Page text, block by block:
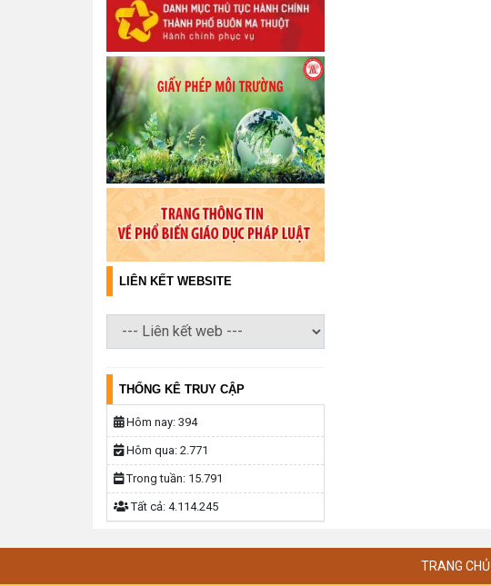
LIÊN KẾT WEBSITE
THỐNG KÊ TRUY CẬP
Hôm nay: 394
Hôm qua: 2.771
Trong tuần: 15.791
Tất cả: 4.114.245
TRANG CHỦ